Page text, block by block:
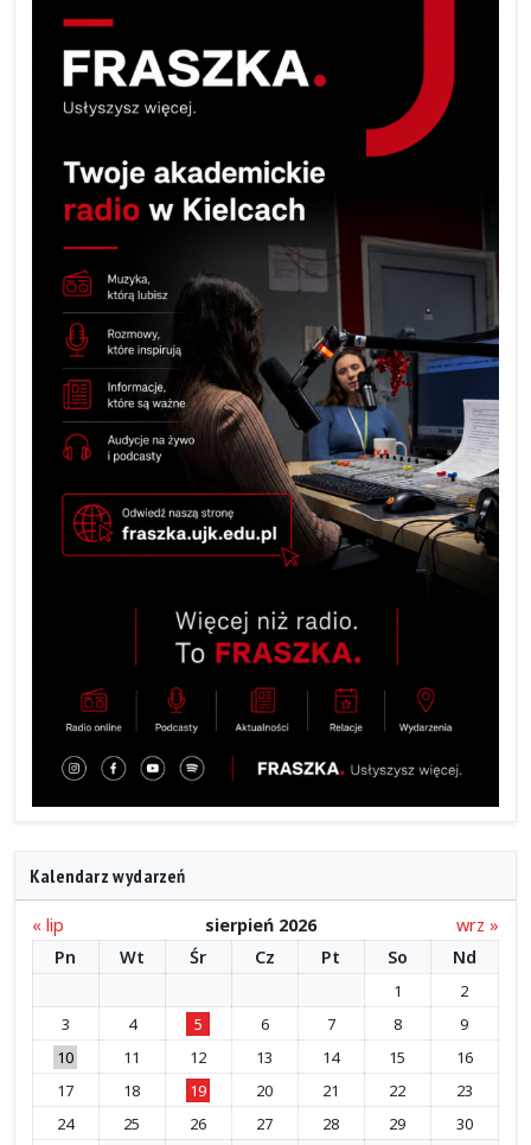
Kalendarz wydarzeń
« lip sierpień 2026
wrz »
Pn
Wt Śr Cz Pt So Nd
1
2
3
4 5 6 7 8
9
10
11 12 13 14 15
16
17
18 19 20 21 22
23
24
25 26 27 28 29
30